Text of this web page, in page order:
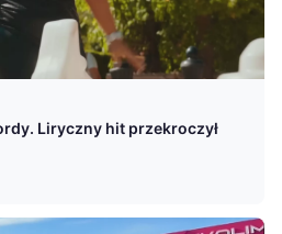
Liryczny hit przekroczył